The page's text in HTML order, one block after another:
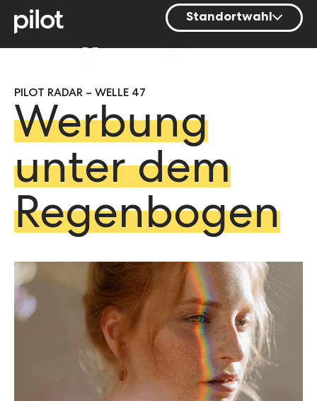
Standortwahl
Berlin
Stuttgart
Zürich
PILOT RADAR – WELLE 47
Werbung
unter dem
Regenbogen